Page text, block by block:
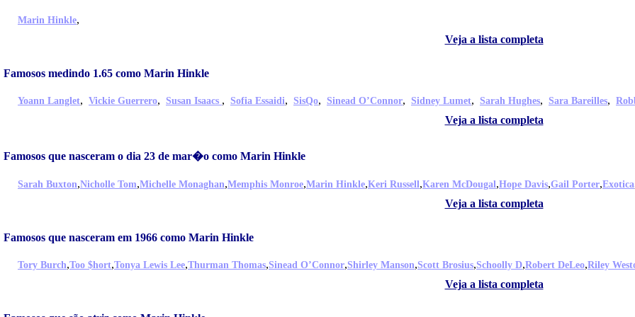
Marin Hinkle,
Veja a lista completa
Famosos medindo 1.65 como Marin Hinkle
Yoann Langlet, Vickie Guerrero, Susan Isaacs , Sofia Essaidi, SisQo, Sinead O’Connor, Sidney Lumet, Sarah Hughes, Sara Bareilles,
Veja a lista completa
Famosos que nasceram o dia 23 de mar�o como Marin Hinkle
Sarah Buxton,Nicholle Tom,Michelle Monaghan,Memphis Monroe,Marin Hinkle,Keri Russell,Karen McDougal,Hope Davis,Gail Porter,Exotica
Veja a lista completa
Famosos que nasceram em 1966 como Marin Hinkle
Tory Burch,Too $hort,Tonya Lewis Lee,Thurman Thomas,Sinead O’Connor,Shirley Manson,Scott Brosius,Schoolly D,Robert DeLeo,Riley
Veja a lista completa